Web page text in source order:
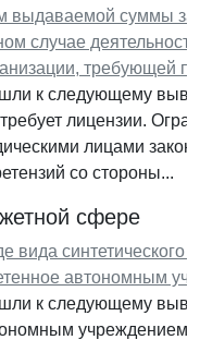
выдаваемой суммы
случае
требующей
к следующему
лицензии.
лицами
со стороны...
сфере
вида синтетического
автономным
к следующему
учреждением